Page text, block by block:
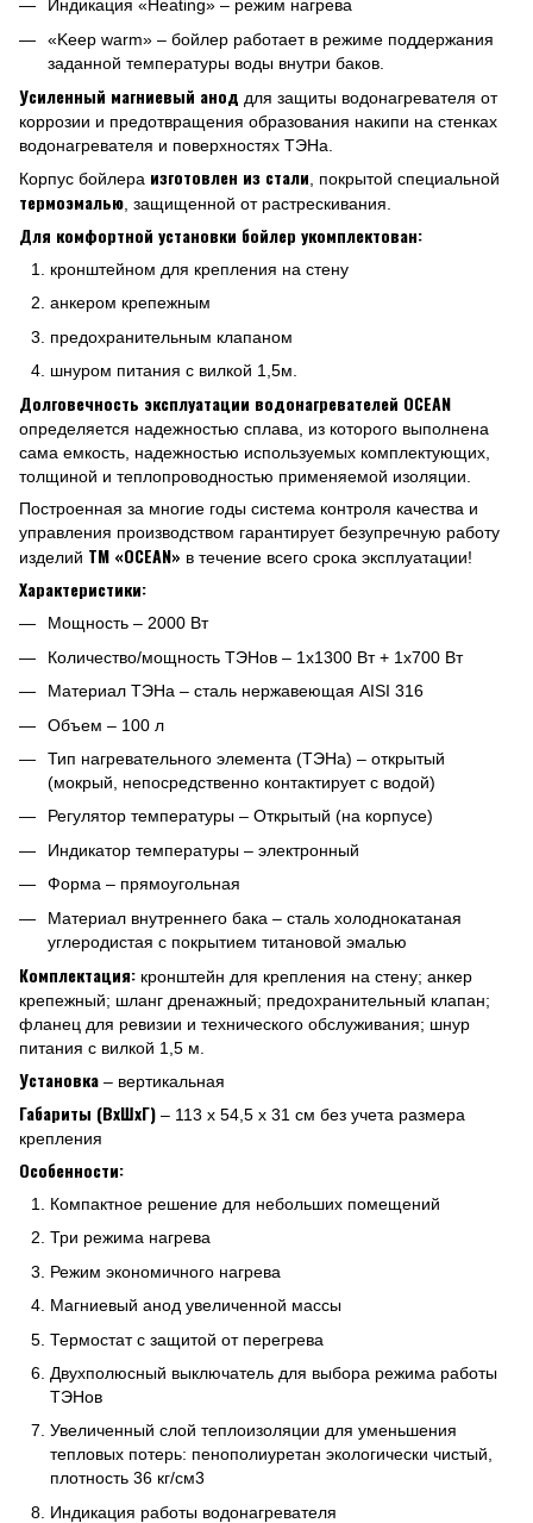
Индикация «Heating» – режим нагрева
«Keep warm» – бойлер работает в режиме поддержания
заданной температуры воды внутри баков.
Усиленный магниевый анод для защиты водонагревателя от
коррозии и предотвращения образования накипи на стенках
водонагревателя и поверхностях ТЭНа.
Корпус бойлера изготовлен из стали , покрытой специальной
термоэмалью , защищенной от растрескивания.
Для комфортной установки бойлер укомплектован:
кронштейном для крепления на стену
анкером крепежным
предохранительным клапаном
шнуром питания с вилкой 1,5м.
Долговечность эксплуатации водонагревателей OCEAN
определяется надежностью сплава, из которого выполнена
сама емкость, надежностью используемых комплектующих,
толщиной и теплопроводностью применяемой изоляции.
Построенная за многие годы система контроля качества и
управления производством гарантирует безупречную работу
изделий ТМ «OCEAN» в течение всего срока эксплуатации!
Характеристики:
Мощность – 2000 Вт
Количество/мощность ТЭНов – 1х1300 Вт + 1х700 Вт
Материал ТЭНа – сталь нержавеющая AISI 316
Объем – 100 л
Тип нагревательного элемента (ТЭНа) – открытый
(мокрый, непосредственно контактирует с водой)
Регулятор температуры – Открытый (на корпусе)
Индикатор температуры – электронный
Форма – прямоугольная
Материал внутреннего бака – сталь холоднокатаная
углеродистая с покрытием титановой эмалью
Комплектация: кронштейн для крепления на стену; анкер
крепежный; шланг дренажный; предохранительный клапан;
фланец для ревизии и технического обслуживания; шнур
питания с вилкой 1,5 м.
Установка – вертикальная
Габариты (ВхШхГ) – 113 х 54,5 х 31 см без учета размера
крепления
Особенности:
Компактное решение для небольших помещений
Три режима нагрева
Режим экономичного нагрева
Магниевый анод увеличенной массы
Термостат с защитой от перегрева
Двухполюсный выключатель для выбора режима работы
ТЭНов
Увеличенный слой теплоизоляции для уменьшения
тепловых потерь: пенополиуретан экологически чистый,
плотность 36 кг/см3
Индикация работы водонагревателя